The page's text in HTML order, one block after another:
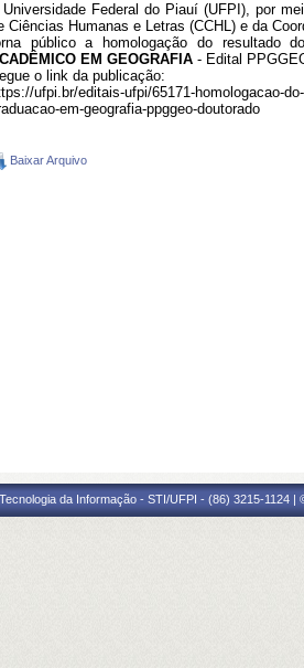
Universidade Federal do Piauí (UFPI), por
Ciências Humanas e Letras (CCHL) e da
público a homologação do resultado
EM GEOGRAFIA - Edital
o link da publicação:
ufpi.br/editais-ufpi/65171-homologacao-
em-geografia-ppggeo-doutorado
Baixar Arquivo
da Informação - STI/UFPI - (86) 3215-1124 |